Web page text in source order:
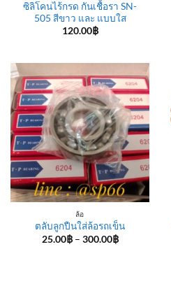
ซิลิโคนไร้กรด กันเชื้อรา SN-
505 สีขาว และ แบบใส
120.00฿
ล้อ
ตลับลูกปืนใส่ล้อรถเข็น
25.00฿ – 300.00฿Price